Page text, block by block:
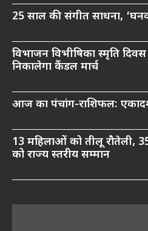
25 साल की संगीत साधना,
विभाजन विभीषिका स्मृति
निकालेगा कैंडल मार्च
आज का पंचांग-राशिफल:
13 महिलाओं को तीलू रौतेली,
को राज्य स्तरीय सम्मान